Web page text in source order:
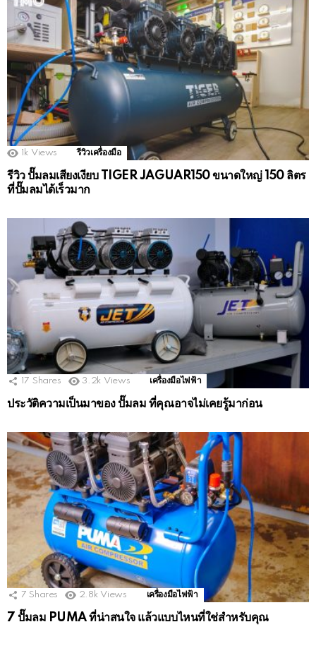
1k Views รีวิวเครื่องมือ
รีวิว ปั๊มลมเสียงเงียบ TIGER JAGUAR150 ขนาดใหญ่ 150 ลิตร
ที่ปั๊มลมได้เร็วมาก
17 Shares 3.2k Views เครื่องมือไฟฟ้า
ประวัติความเป็นมาของ ปั๊มลม ที่คุณอาจไม่เคยรู้มาก่อน
7 Shares 2.8k Views เครื่องมือไฟฟ้า
7 ปั๊มลม PUMA ที่น่าสนใจ แล้วแบบไหนที่ใช่สำหรับคุณ